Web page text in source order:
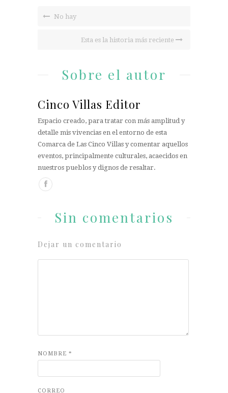
No hay
Esta es la historia más reciente
Sobre el autor
Cinco Villas Editor
Espacio creado, para tratar con más amplitud y
detalle mis vivencias en el entorno de esta
Comarca de Las Cinco Villas y comentar aquellos
eventos, principalmente culturales, acaecidos en
nuestros pueblos y dignos de resaltar.
Sin comentarios
Dejar un comentario
NOMBRE *
CORREO